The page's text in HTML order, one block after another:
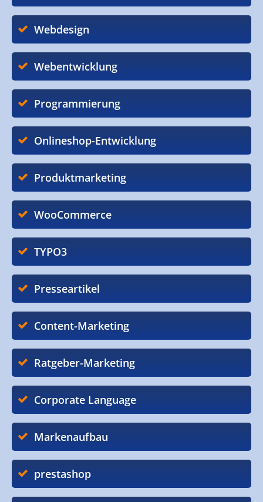
Webdesign
Webentwicklung
Programmierung
Onlineshop-Entwicklung
Produktmarketing
WooCommerce
TYPO3
Presseartikel
Content-Marketing
Ratgeber-Marketing
Corporate Language
Markenaufbau
prestashop